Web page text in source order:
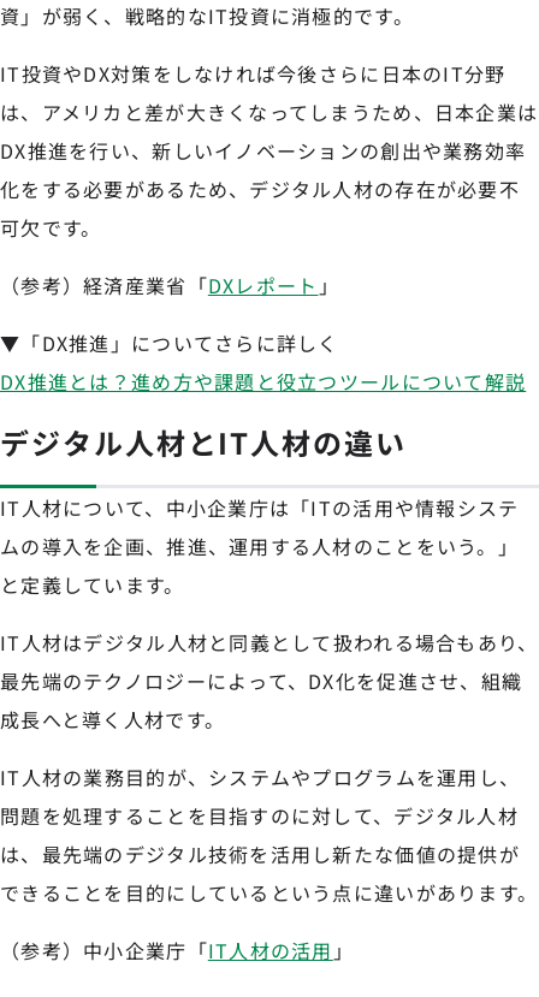
資」が弱く、戦略的なIT投資に消極的です。
IT投資やDX対策をしなければ今後さらに日本のIT分野
は、アメリカと差が大きくなってしまうため、日本企業は
DX推進を行い、新しいイノベーションの創出や業務効率
化をする必要があるため、デジタル人材の存在が必要不
可欠です。
（参考）経済産業省「DXレポート 」
▼「DX推進」についてさらに詳しく
DX推進とは？進め方や課題と役立つツールについて解説
デジタル人材とIT人材の違い
IT人材について、中小企業庁は「ITの活用や情報システ
ムの導入を企画、推進、運用する人材のことをいう。」
と定義しています。
IT人材はデジタル人材と同義として扱われる場合もあり、
最先端のテクノロジーによって、DX化を促進させ、組織
成長へと導く人材です。
IT人材の業務目的が、システムやプログラムを運用し、
問題を処理することを目指すのに対して、デジタル人材
は、最先端のデジタル技術を活用し新たな価値の提供が
できることを目的にしているという点に違いがあります。
（参考）中小企業庁「IT人材の活用 」